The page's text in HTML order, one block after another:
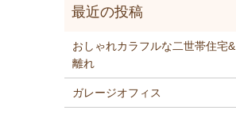
おしゃれカラフルな二世帯住宅&
離れ
ガレージオフィス